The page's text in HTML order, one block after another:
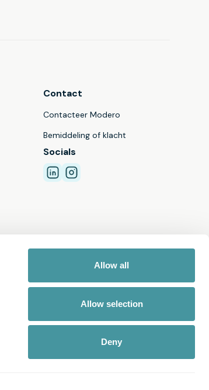
Allow all
Allow selection
Deny
Contact
Contacteer Modero
Bemiddeling of klacht
Socials